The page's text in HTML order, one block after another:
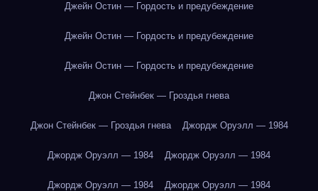
Джейн Остин — Гордость и предубеждение
Джейн Остин — Гордость и предубеждение
Джейн Остин — Гордость и предубеждение
Джон Стейнбек — Гроздья гнева
Джон Стейнбек — Гроздья гнева Джордж Оруэлл — 1984
Джордж Оруэлл — 1984 Джордж Оруэлл — 1984
Джордж Оруэлл — 1984 Джордж Оруэлл — 1984